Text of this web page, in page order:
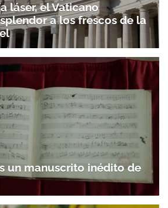
láser, el Vaticano
a los frescos de la
un manuscrito inédito de